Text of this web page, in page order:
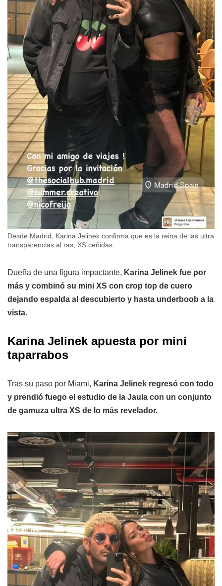
Desde Madrid, Karina Jelinek confirma que es la reina de las ultra
transparencias al ras, XS ceñidas.
Dueña de una figura impactante, Karina Jelinek fue por
más y combinó su mini XS con crop top de cuero
dejando espalda al descubierto y hasta underboob a la
vista.
Karina Jelinek apuesta por mini
taparrabos
Tras su paso por Miami, Karina Jelinek regresó con todo
y prendió fuego el estudio de la Jaula con un conjunto
de gamuza ultra XS de lo más revelador.